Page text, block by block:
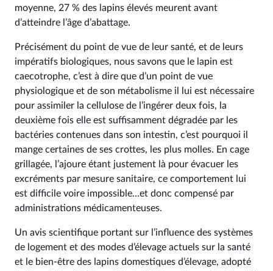
moyenne, 27 % des lapins élevés meurent avant
d’atteindre l’âge d’abattage.
Précisément du point de vue de leur santé, et de leurs
impératifs biologiques, nous savons que le lapin est
caecotrophe, c’est à dire que d’un point de vue
physiologique et de son métabolisme il lui est nécessaire
pour assimiler la cellulose de l’ingérer deux fois, la
deuxième fois elle est suffisamment dégradée par les
bactéries contenues dans son intestin, c’est pourquoi il
mange certaines de ses crottes, les plus molles. En cage
grillagée, l’ajoure étant justement là pour évacuer les
excréments par mesure sanitaire, ce comportement lui
est difficile voire impossible…et donc compensé par
administrations médicamenteuses.
Un avis scientifique portant sur l’influence des systèmes
de logement et des modes d’élevage actuels sur la santé
et le bien-être des lapins domestiques d’élevage, adopté